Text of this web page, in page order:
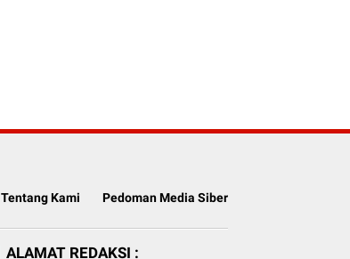
Tentang Kami Pedoman Media Siber
ALAMAT REDAKSI :